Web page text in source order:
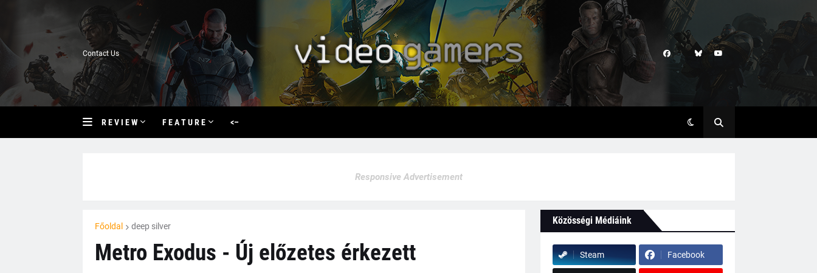
Contact Us
R E V I E W F E A T U R E <–
Responsive Advertisement
Főoldal deep silver
Metro Exodus - Új előzetes érkezett
Közösségi Médiáink
Steam Facebook